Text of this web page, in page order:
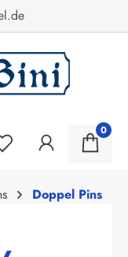
0
Doppel Pins